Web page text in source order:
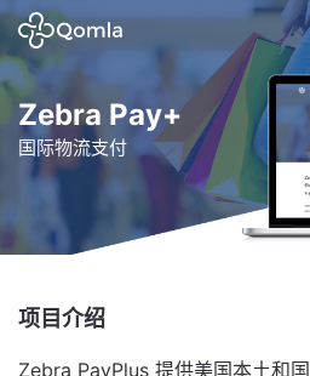
Zebra Pay+
国际物流支付
项目介绍
Zebra PayPlus 提供美国本土和